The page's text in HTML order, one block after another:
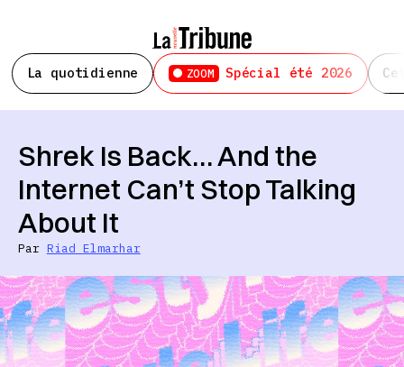
La quotidienne ZOOM Spécial été 2026
Shrek Is Back… And the
Internet Can’t Stop Talking
About It
Par Riad Elmarhar